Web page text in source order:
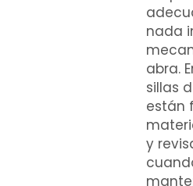
nada
abra.
sillas
están
y